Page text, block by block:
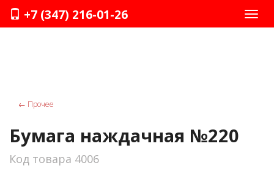
+7 (347) 216-01-26
← Прочее
Бумага наждачная №220
Код товара 4006